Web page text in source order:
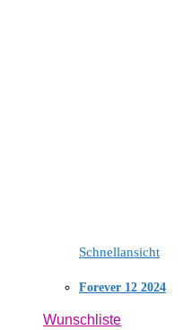
Schnellansicht
Forever 12 2024
Wunschliste